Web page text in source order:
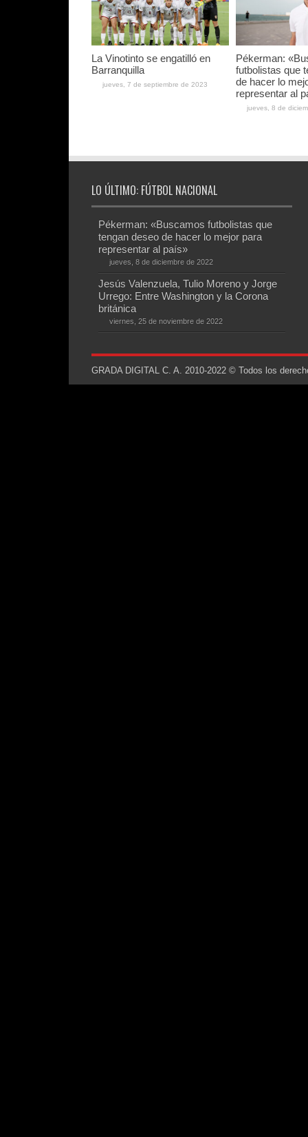
La Vinotinto se engatilló en
Barranquilla
jueves, 7 de septiembre de 2023
Pékerman:
futbolistas que
de hacer lo
representar al
jueves, 8 de
LO ÚLTIMO: FÚTBOL NACIONAL
Pékerman: «Buscamos futbolistas que
tengan deseo de hacer lo mejor para
representar al país»
jueves, 8 de diciembre de 2022
Jesús Valenzuela, Tulio Moreno y Jorge
Urrego: Entre Washington y la Corona
británica
viernes, 25 de noviembre de 2022
GRADA DIGITAL C. A. 2010-2022 © Todos los